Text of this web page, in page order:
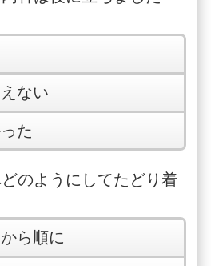
ない
た
のようにしてたどり着
ら順に